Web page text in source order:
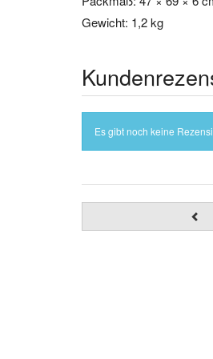
Gewicht: 1,2 kg
Es gibt noch keine